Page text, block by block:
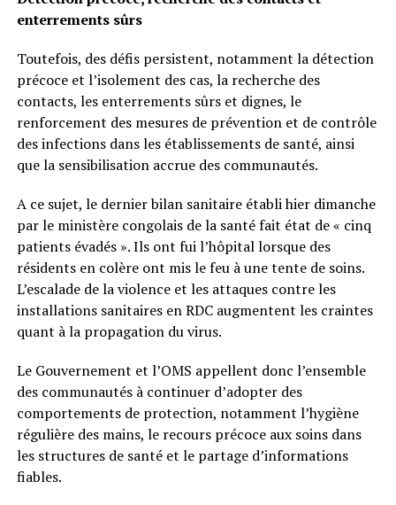
enterrements sûrs
Toutefois, des défis persistent, notamment la détection
précoce et l’isolement des cas, la recherche des
contacts, les enterrements sûrs et dignes, le
renforcement des mesures de prévention et de contrôle
des infections dans les établissements de santé, ainsi
que la sensibilisation accrue des communautés.
A ce sujet, le dernier bilan sanitaire établi hier dimanche
par le ministère congolais de la santé fait état de « cinq
patients évadés ». Ils ont fui l’hôpital lorsque des
résidents en colère ont mis le feu à une tente de soins.
L’escalade de la violence et les attaques contre les
installations sanitaires en RDC augmentent les craintes
quant à la propagation du virus.
Le Gouvernement et l’OMS appellent donc l’ensemble
des communautés à continuer d’adopter des
comportements de protection, notamment l’hygiène
régulière des mains, le recours précoce aux soins dans
les structures de santé et le partage d’informations
fiables.